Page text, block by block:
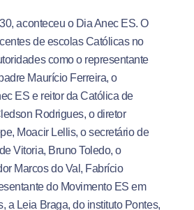
aconteceu o Dia Anec ES. O
de escolas Católicas no
como o representante
Maurício Ferreira, o
ES e reitor da Católica de
Rodrigues, o diretor
Moacir Lellis, o secretário de
Vitoria, Bruno Toledo, o
Marcos do Val, Fabrício
do Movimento ES em
a Leia Braga, do instituto Pontes,